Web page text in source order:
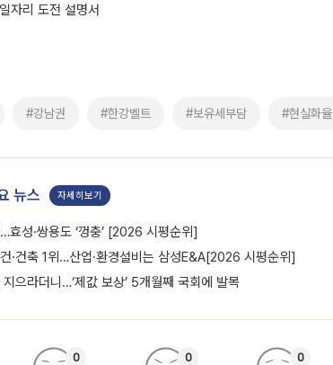
자리 도전 설명서
#강남권 #한강벨트 #보유세부담 #현실화율
뉴스 자세히보기
성·쌍용도 ‘껑충’ [2026 시평순위]
·건축 1위…산업·환경설비는 삼성E&A[2026 시평순위]
으라더니…‘제값 보상’ 5개월째 국회에 발목
0 0 0